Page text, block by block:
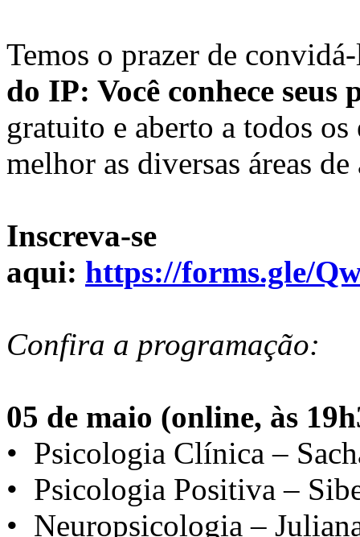
Temos o prazer de
do IP: Você conhece seus
gratuito e aberto a todos os
melhor as diversas áreas
Inscreva-se
aqui: https://forms.gle/
Confira a programação:
05 de maio (online, às
•⁠ ⁠Psicologia Clínica –
•⁠ ⁠Psicologia Positiva –
•⁠ ⁠Neuropsicologia –